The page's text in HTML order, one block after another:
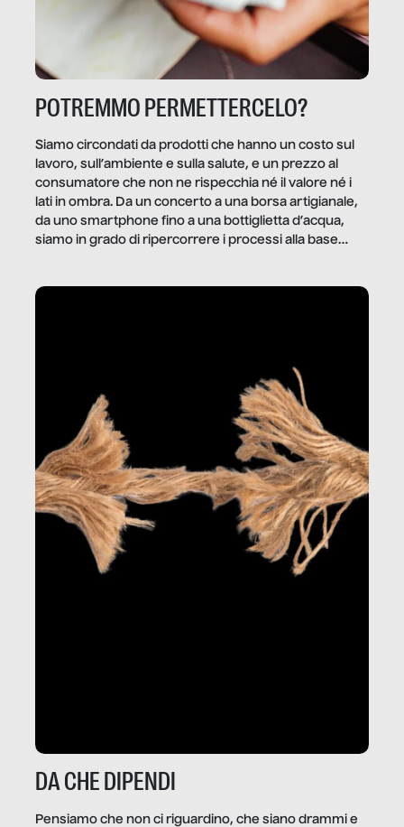
POTREMMO PERMETTERCELO?
Siamo circondati da prodotti che hanno un costo sul
lavoro, sull’ambiente e sulla salute, e un prezzo al
consumatore che non ne rispecchia né il valore né i
lati in ombra. Da un concerto a una borsa artigianale,
da uno smartphone fino a una bottiglietta d’acqua,
siamo in grado di ripercorrere i processi alla base
dietro gli oggetti e i servizi che fanno la nostra vita
DA CHE DIPENDI
Pensiamo che non ci riguardino, che siano drammi e